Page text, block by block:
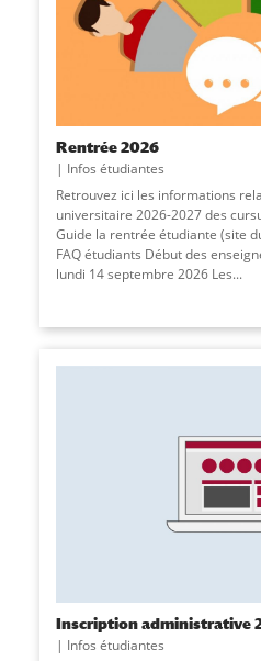
Rentrée 2026
Infos étudiantes
Retrouvez ici les informations
universitaire 2026-2027 des
Guide la rentrée étudiante (site
FAQ étudiants Début des
lundi 14 septembre 2026 Les...
Inscription administrative
Infos étudiantes